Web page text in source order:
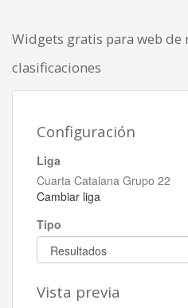
Widgets gratis para web
clasificaciones
Configuración
Liga
Cuarta Catalana Grupo 22
Cambiar liga
Tipo
Vista previa